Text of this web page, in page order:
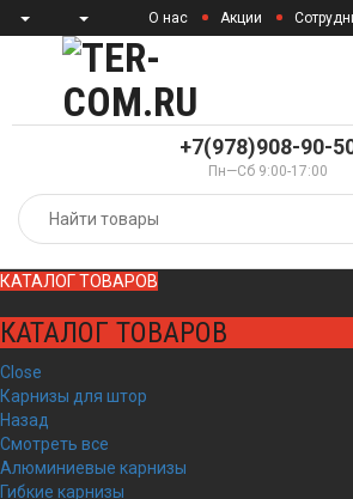
О нас Акции
+7(978)908-90-
Пн—Сб 9:00-17:00
КАТАЛОГ ТОВАРОВ
КАТАЛОГ ТОВАРОВ
Close
Карнизы для штор
Назад
Смотреть все
Алюминиевые карнизы
Гибкие карнизы